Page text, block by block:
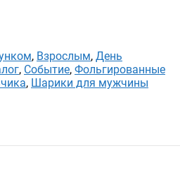
, Взрослым, День
, Событие, Фольгированные
, Шарики для мужчины